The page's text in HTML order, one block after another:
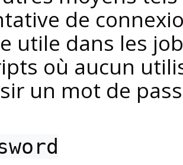
de
utile dans les
où aucun
un mot de